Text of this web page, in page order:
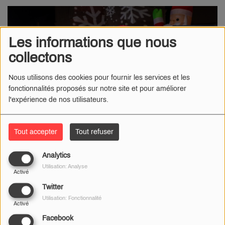
Les informations que nous
collectons
Nous utilisons des cookies pour fournir les services et les
fonctionnalités proposés sur notre site et pour améliorer
l'expérience de nos utilisateurs.
Tout accepter Tout refuser
Analytics
Activé
Utilisation: Analyse
Twitter
Activé
Utilisation: Fonctionnalité
Facebook
26 NOVEMBRE 2024
Radio Numéro 1
cuisine, menus de fêtes », animée par le célèbre chef Cyril
Lignac et son complice Jérôme Anthony, s’apprête à